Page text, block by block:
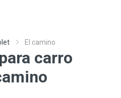
El camino
carro